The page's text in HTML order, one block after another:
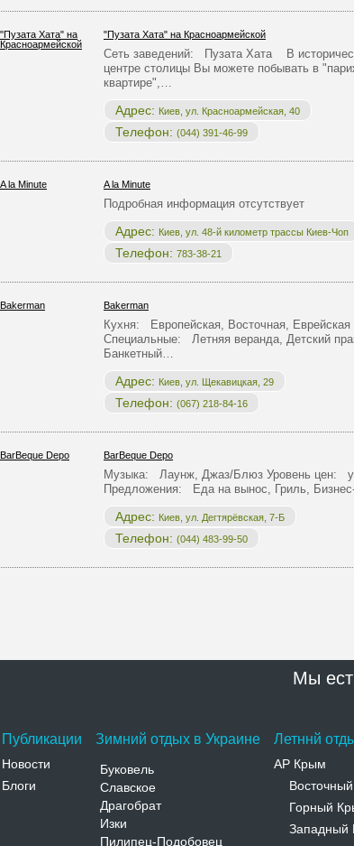
"Пузата Хата" на Красноармейской
Сеть заведений: Пузата Хата В
центре столицы Вы можете побывать в
квартире",…
Адрес: Киев, ул. Красноармейская, 40
Телефон: (044) 391-46-99
A la Minute
Подробная информация отсутствует
Адрес: Киев, ул. 48-й километр трассы Киев-Чоп
Телефон: 783-38-21
Bakerman
Кухня: Европейская, Восточная, Еврейская
Специальные: Летняя веранда, Детский
Банкетный…
Адрес: Киев, ул. Щекавицкая, 29
Телефон: (067) 218-84-16
BarBeque Depo
Музыка: Лаунж, Джаз/Блюз Уровень цен:
Предложения: Еда на вынос, Гриль,
Адрес: Киев, ул. Дегтярёвская, 7-Б
Телефон: (044) 483-99-50
Мы
Публикации
Новости
Блоги
Зимний отдых в Украине
Буковель
Славское
Драгобрат
Изки
Пилипец-Подобовец
Летннй
АР Крым
Горный
Западный